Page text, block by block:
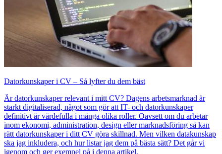
Datorkunskaper i CV – Så lyfter du dem bäst
Är datorkunskaper relevant i mitt CV? Dagens arbetsmarknad är
starkt digitaliserad, något som gör att IT- och datorkunskaper
definitivt är värdefulla i många olika roller. Oavsett om du arbetar
inom ekonomi, administration, design eller marknadsföring så kan
rätt datorkunskaper i ditt CV göra skillnad. Men vilken datakunskap
ska jag inkludera, och hur listar jag dem på bästa sätt? Det går vi
igenom och ger exempel på i denna artikel.